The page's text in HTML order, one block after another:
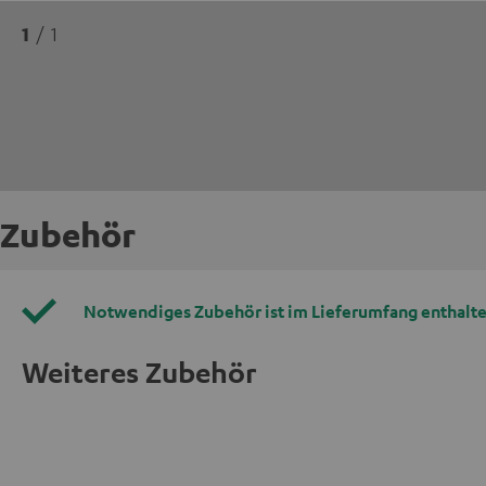
1 / 1
Zubehör
Notwendiges Zubehör ist im Lieferumfang
Weiteres Zubehör